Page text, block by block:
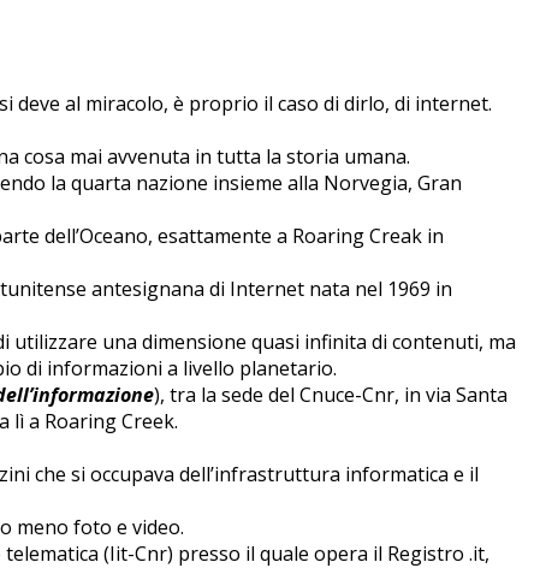
al miracolo, è proprio il caso di dirlo, di internet.
cosa mai avvenuta in tutta la storia umana.
la quarta nazione insieme alla Norvegia, Gran
dell’Oceano, esattamente a Roaring Creak in
antesignana di Internet nata nel 1969 in
una dimensione quasi infinita di contenuti, ma
di informazioni a livello planetario.
), tra la sede del Cnuce-Cnr, in via Santa
lì a Roaring Creek.
che si occupava dell’infrastruttura informatica e il
meno foto e video.
(Iit-Cnr) presso il quale opera il Registro .it,